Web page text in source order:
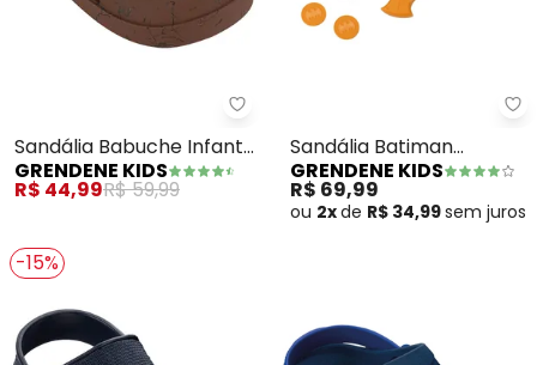
Grendene Kids - Sandália
Sandália Babuche Infantil
Marvel Round (Marrom)
GRENDENE KIDS
R$ 44,99R$ 59,99
Sandália Batiman
Lançador (Preto)
GRENDENE KIDS
R$ 69,99
ou 2xde R$ 34,99sem juros
-15%